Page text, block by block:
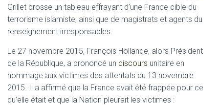
Grillet brosse un tableau effrayant d’une France cible du
terrorisme islamiste, ainsi que de magistrats et agents du
renseignement irresponsables.
Le 27 novembre 2015, François Hollande, alors Président
de la République, a prononcé un discours unitaire en
hommage aux victimes des attentats du 13 novembre
2015. Il a affirmé que la France avait été frappée pour ce
qu’elle était et que la Nation pleurait les victimes :